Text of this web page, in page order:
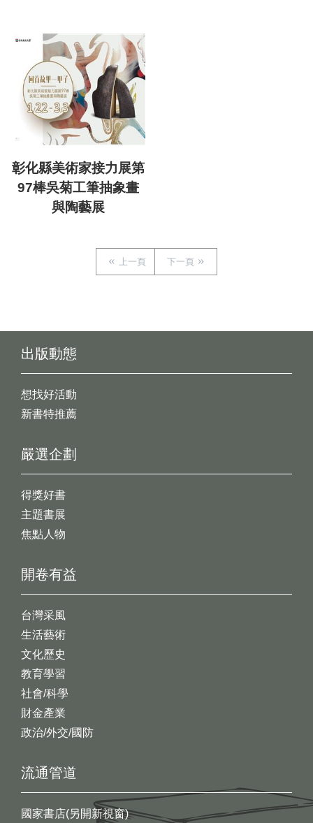
彰化縣美術家接力展第
97棒吳菊工筆抽象畫
與陶藝展
上一頁 下一頁
出版動態
想找好活動
新書特推薦
開卷有益
台灣采風
生活藝術
文化歷史
教育學習
社會/科學
財金產業
政治/外交/國防
嚴選企劃
得獎好書
主題書展
焦點人物
流通管道
國家書店(另開新視窗)